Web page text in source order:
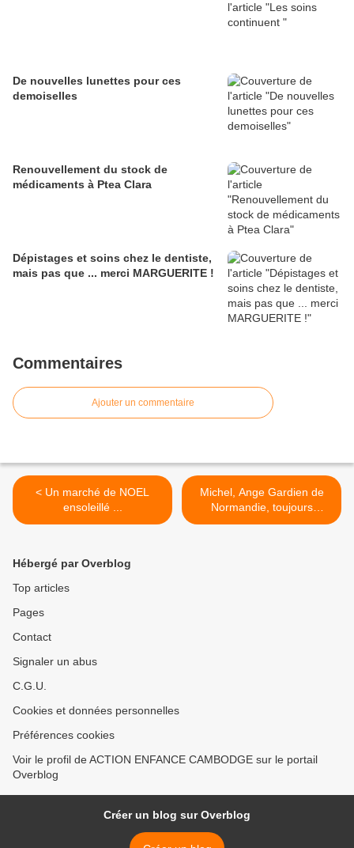
De nouvelles lunettes pour ces
demoiselles
Renouvellement du stock de
médicaments à Ptea Clara
Dépistages et soins chez le dentiste,
mais pas que ... merci MARGUERITE !
Commentaires
Ajouter un commentaire
< Un marché de NOEL
ensoleillé ...
Michel, Ange Gardien de
Normandie, toujours
engagé ! >
Hébergé par Overblog
Top articles
Pages
Contact
Signaler un abus
C.G.U.
Cookies et données personnelles
Préférences cookies
Voir le profil de ACTION ENFANCE CAMBODGE sur le portail
Overblog
Créer un blog sur Overblog